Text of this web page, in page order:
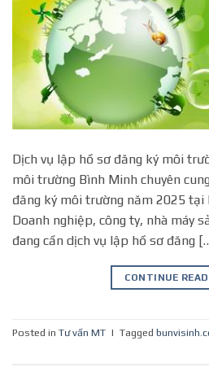
Dịch vụ lập hồ sơ đăng ký môi
môi trường Bình Minh chuyên
đăng ký môi trường năm 2025 tại
Doanh nghiệp, công ty, nhà máy
đang cần dịch vụ lập hồ sơ đăng
CONTINUE
Posted in Tư vấn MT | Tagged